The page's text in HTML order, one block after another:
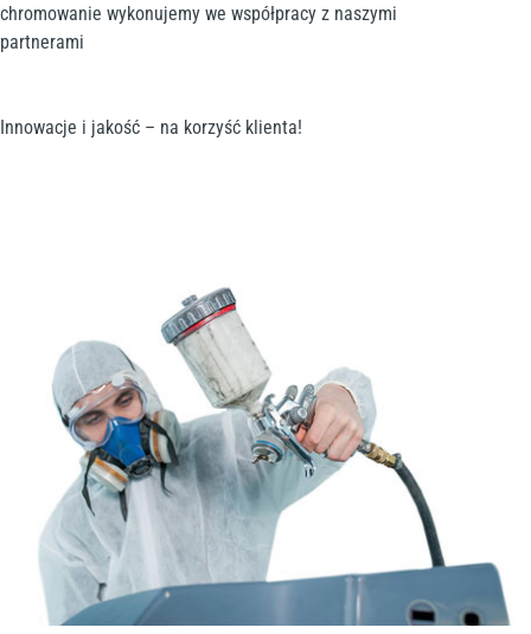
chromowanie wykonujemy we współpracy z naszymi
partnerami
Innowacje i jakość – na korzyść klienta!